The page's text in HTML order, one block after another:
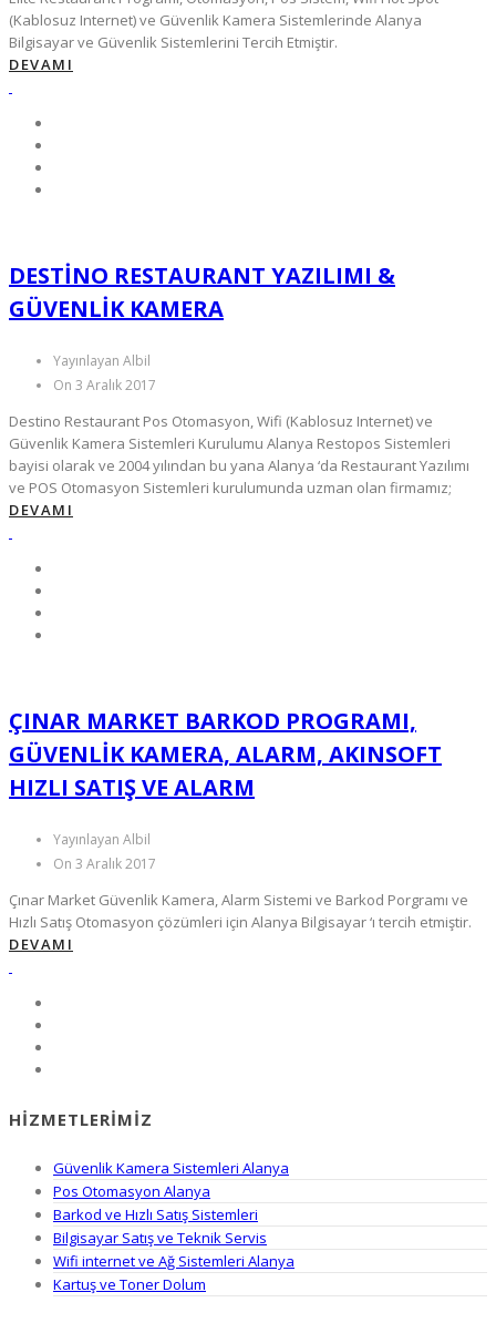
(Kablosuz Internet) ve Güvenlik Kamera Sistemlerinde Alanya
Bilgisayar ve Güvenlik Sistemlerini Tercih Etmiştir.
DEVAMI
DESTINO RESTAURANT YAZILIMI &
GÜVENLIK KAMERA
Yayınlayan Albil
On 3 Aralık 2017
Destino Restaurant Pos Otomasyon, Wifi (Kablosuz Internet) ve
Güvenlik Kamera Sistemleri Kurulumu Alanya Restopos Sistemleri
bayisi olarak ve 2004 yılından bu yana Alanya ‘da Restaurant Yazılımı
ve POS Otomasyon Sistemleri kurulumunda uzman olan firmamız;
DEVAMI
ÇINAR MARKET BARKOD PROGRAMI,
GÜVENLIK KAMERA, ALARM, AKINSOFT
HIZLI SATIŞ VE ALARM
Yayınlayan Albil
On 3 Aralık 2017
Çınar Market Güvenlik Kamera, Alarm Sistemi ve Barkod Porgramı ve
Hızlı Satış Otomasyon çözümleri için Alanya Bilgisayar ‘ı tercih etmiştir.
DEVAMI
HIZMETLERIMIZ
Güvenlik Kamera Sistemleri Alanya
Pos Otomasyon Alanya
Barkod ve Hızlı Satış Sistemleri
Bilgisayar Satış ve Teknik Servis
Wifi internet ve Ağ Sistemleri Alanya
Kartuş ve Toner Dolum